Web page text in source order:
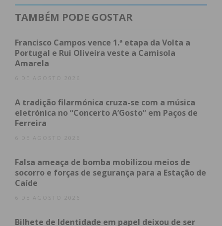
parte de um projeto maior: trabalhar com valor”,
Pedro Cepeda, Vice-Presidente da Câmara
Municipal de Penafiel, apontou o homenageado
como “uma figura ímpar na sociedade portuguesa”,
é um “orgulho” para o concelho. Classificou-o ainda
como “um símbolo de paixão e coragem
além do obvio” através dos seus livros que chegam
a leitores de mais de 20 línguas.
Na sua profissão, destacou a sua independência, a
explorador do espírito humano e um defensor da
TAMBÉM PODE GOSTAR
Francisco Campos vence 1.ª etapa da Volta a
Portugal e Rui Oliveira veste a Camisola
Amarela
6 DE AGOSTO 2026
A tradição filarmónica cruza-se com a música
eletrónica no “Concerto A’Gosto” em Paços de
Ferreira
6 DE AGOSTO 2026
Falsa ameaça de bomba mobilizou meios de
socorro e forças de segurança para a Estação de
Caíde
6 DE AGOSTO 2026
Bilhete de Identidade em papel deixou de ser